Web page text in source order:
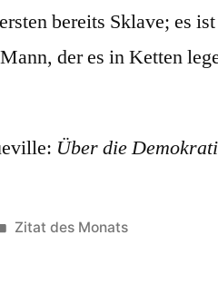
bereits Sklave; es
der es in Ketten
Über die
Veröffentlicht
Zitat des Monats